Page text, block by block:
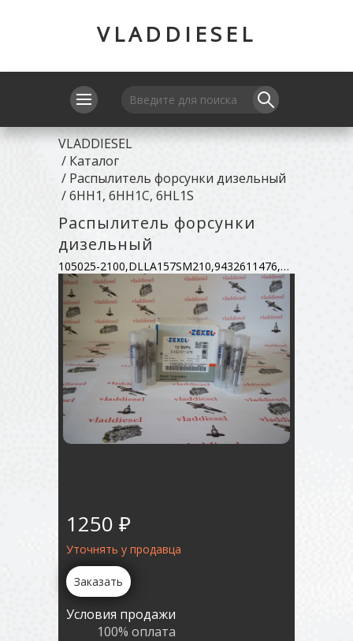
VLADDIESEL
VLADDIESEL
/ Каталог
/ Распылитель форсунки дизельный
/6HH1, 6HH1C, 6HL1S
Распылитель форсунки
дизельный
105025-2100,DLLA157SM210,9432611476,8943921460,105019-2190,
1250 ₽
Уточнять у продавца
Заказать
Условия продажи
100% оплата